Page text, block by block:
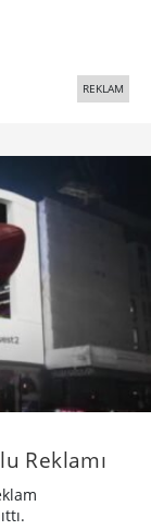
REKLAM
Reklamı